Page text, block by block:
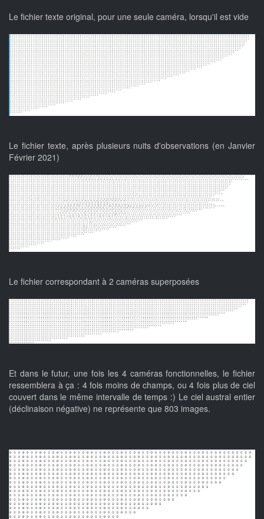
Le fichier texte original, pour une seule caméra, lorsqu'il est vide
Le fichier texte, après plusieurs nuits d'observations (en Janvier
Février 2021)
Le fichier correspondant à 2 caméras superposées
Et dans le futur, une fois les 4 caméras fonctionnelles, le fichier
ressemblera à ça : 4 fois moins de champs, ou 4 fois plus de ciel
couvert dans le même intervalle de temps :) Le ciel austral entier
(déclinaison négative) ne représente que 803 images.